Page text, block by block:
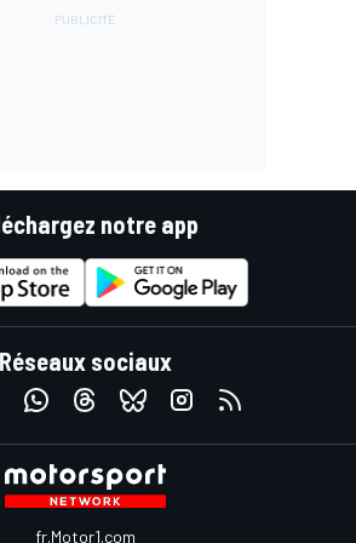
notre app
Réseaux sociaux
fr.Motor1.com